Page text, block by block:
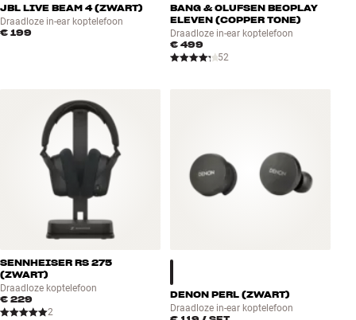
JBL LIVE BEAM 4 (ZWART)
Draadloze in-ear koptelefoon
€ 199
BANG & OLUFSEN BEOPLAY
ELEVEN (COPPER TONE)
Draadloze in-ear koptelefoon
€ 499
52
SENNHEISER RS 275
(ZWART)
Draadloze koptelefoon
€ 229
2
DENON PERL (ZWART)
Draadloze in-ear koptelefoon